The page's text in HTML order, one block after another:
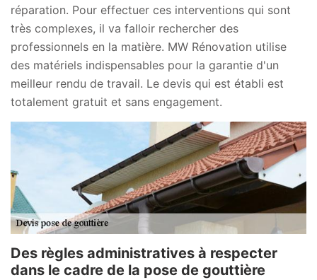
réparation. Pour effectuer ces interventions qui sont
très complexes, il va falloir rechercher des
professionnels en la matière. MW Rénovation utilise
des matériels indispensables pour la garantie d'un
meilleur rendu de travail. Le devis qui est établi est
totalement gratuit et sans engagement.
Des règles administratives à respecter
dans le cadre de la pose de gouttière